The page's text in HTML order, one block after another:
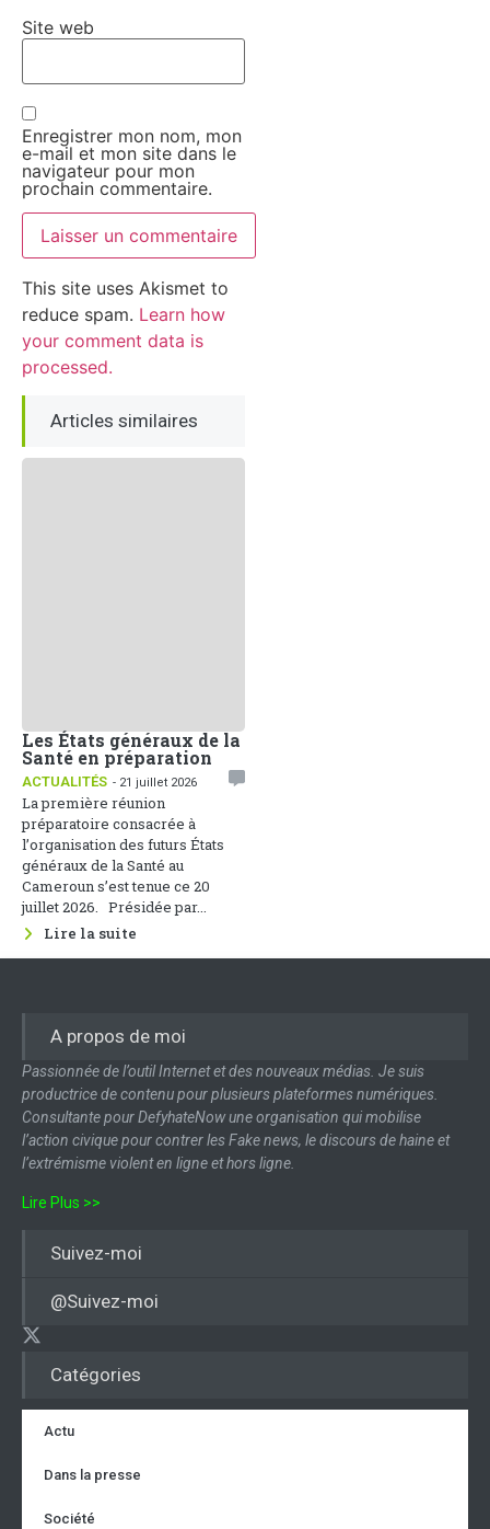
Site web
Enregistrer mon nom, mon
e-mail et mon site dans le
navigateur pour mon
prochain commentaire.
This site uses Akismet to
reduce spam. Learn how
your comment data is
processed.
Articles similaires
Les États généraux de la
Santé en préparation
ACTUALITÉS - 21 juillet 2026
La première réunion
préparatoire consacrée à
l’organisation des futurs États
généraux de la Santé au
Cameroun s’est tenue ce 20
juillet 2026. Présidée par...
Lire la suite
Catégories
Actu
Dans la presse
Société
A propos de moi
Passionnée de l’outil Internet et des nouveaux médias. Je suis
productrice de contenu pour plusieurs plateformes numériques.
Consultante pour DefyhateNow une organisation qui mobilise
l’action civique pour contrer les Fake news, le discours de haine et
l’extrémisme violent en ligne et hors ligne.
Lire Plus >>
Suivez-moi
@Suivez-moi